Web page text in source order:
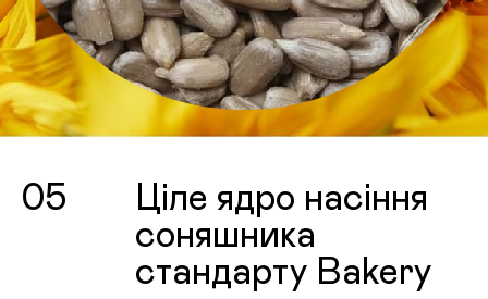
05
Ціле ядро насіння
соняшника
стандарту Bakery